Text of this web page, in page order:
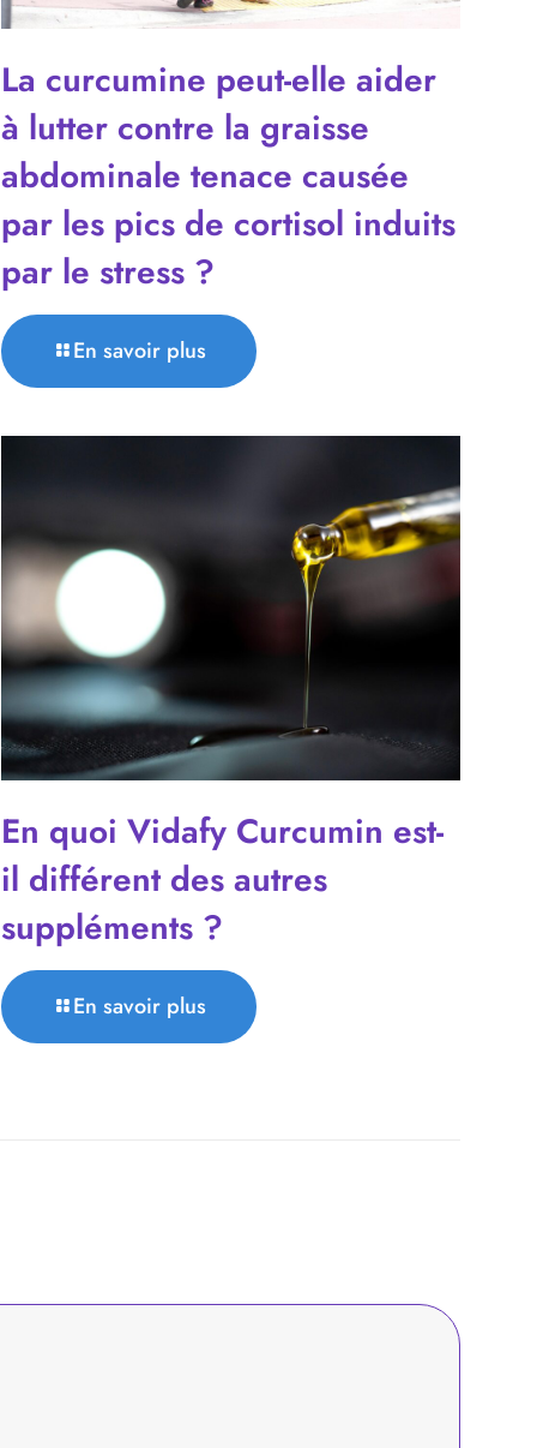
La curcumine peut-elle aider
à lutter contre la graisse
abdominale tenace causée
par les pics de cortisol induits
par le stress ?
En savoir plus
En quoi Vidafy Curcumin est-
il différent des autres
suppléments ?
En savoir plus